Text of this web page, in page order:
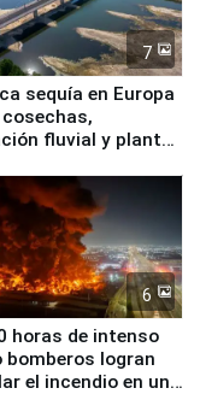
7
sequía en Europa
fluvial y plantas
6
horas de intenso
bomberos logran
el incendio en una